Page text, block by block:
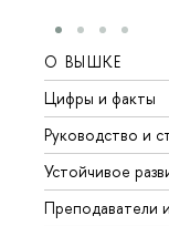
О ВЫШКЕ
Цифры и факты
Руководство и
Устойчивое
Преподаватели